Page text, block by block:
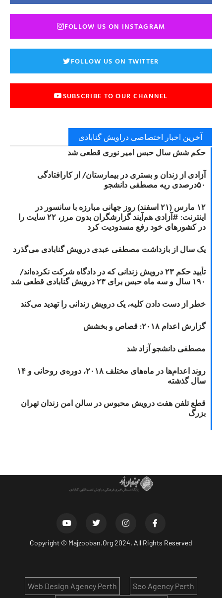
FOLLOW US ON INSTAGRAM
FOLLOW US ON TWITTER
SUBSCRIBE TO OUR CHANNEL
آخرین اخبار اختصاصی دراویش گنابادی
حکم شش سال حبس امیر نوری قطعی شد
آزادی از زندان و بستری در بیمارستان/ از کارافتادگی
۵۰درصدی ریه مصطفی دانشجو
۱۲ مارس (۲۱ اسفند) روز جهانی مبارزه با سانسور در
اینترنت: #آزادی هم‌آیند گزارشگران‌ بدون مرز، ۲۲ سایت را
در کشورهای خود رفع مسدودیت کرد
یک سال از بازداشت مصطفی عبدی درویش گنابادی می‌گذرد
تأیید حکم ۲۳ درویش زندانی که در دادگاه شرکت نکرده‌اند/
۱۹۰ سال و سه ماه حبس برای ۲۳ درویش گنابادی قطعی شد
خطر از دست دادن کلیه، یک درویش زندانی را تهدید می‌کند
گزارش اعدام ۲۰۱۸: قصاص و بخشش
مصطفی دانشجو آزاد شد
روند اعدام‌ها در ماه‌های مختلف ۲۰۱۸، دوره‌ی روحانی و ۱۴
سال گذشته
قطع تلفن هفت درویش محبوس در سالن امن زندان تهران
بزرگ
Copyright © Majzooban.Org2024. All Rights Reserved
Seo Agency Perth
Web Design Agency Perth